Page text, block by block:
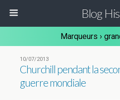
Blog
Marqueurs ›
10/07/2013
Churchill pendant la
guerre mondiale